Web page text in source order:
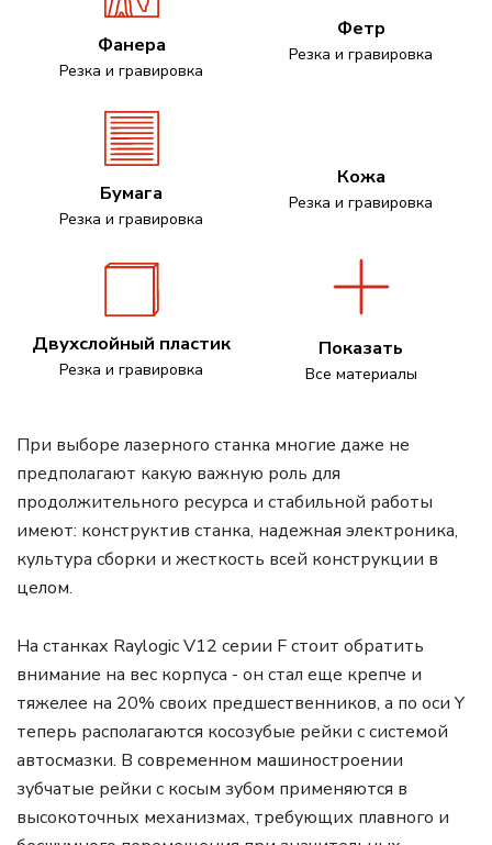
Фанера
Резка и гравировка
Фетр
Резка и гравировка
Бумага
Резка и гравировка
Кожа
Резка и гравировка
Двухслойный пластик
Резка и гравировка
Показать
Все материалы
При выборе лазерного станка многие даже не
предполагают какую важную роль для
продолжительного ресурса и стабильной работы
имеют: конструктив станка, надежная электроника,
культура сборки и жесткость всей конструкции в
целом.
На станках Raylogic V12 серии F стоит обратить
внимание на вес корпуса - он стал еще крепче и
тяжелее на 20% своих предшественников, а по оси Y
теперь располагаются косозубые рейки с системой
автосмазки. В современном машиностроении
зубчатые рейки с косым зубом применяются в
высокоточных механизмах, требующих плавного и